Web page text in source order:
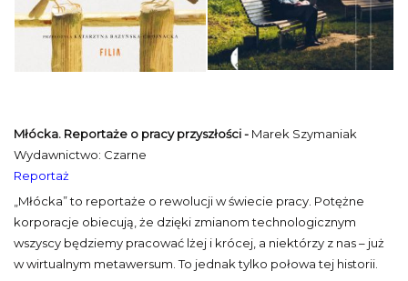
Młócka. Reportaże o pracy przyszłości - Marek Szymaniak
Wydawnictwo: Czarne
Reportaż
„Młócka” to reportaże o rewolucji w świecie pracy. Potężne
korporacje obiecują, że dzięki zmianom technologicznym
wszyscy będziemy pracować lżej i krócej, a niektórzy z nas – już
w wirtualnym metawersum. To jednak tylko połowa tej historii.